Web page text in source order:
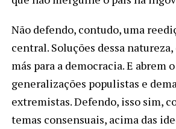
Não defendo, contudo, uma
central. Soluções dessa
más para a democracia. E abrem
generalizações populistas e
extremistas. Defendo, isso sim,
temas consensuais, acima das